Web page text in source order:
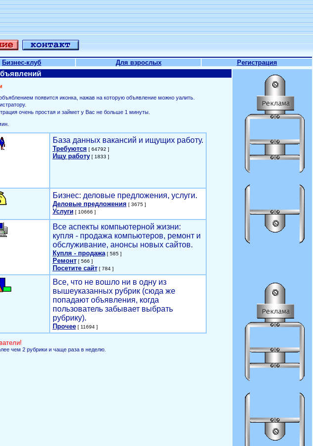
Бизнес-клуб Для взрослых Регистрация
появится иконка, нажав на которую объявление можно уалить.
очень простая и займет у Вас не больше 1 минуты.
База данных вакансий и ищущих работу.
Требуются [ 64792 ]
Ищу работу[ 1833 ]
Бизнес: деловые предложения, услуги.
Деловые предложения [ 3675 ]
Услуги[ 10666 ]
Все аспекты компьютерной жизни:
купля - продажа компьютеров, ремонт и
обслуживание, анонсы новых сайтов.
Купля - продажа[ 585 ]
Ремонт[ 566 ]
Посетите сайт[ 784 ]
Все, что не вошло ни в одну из
вышеуказанных рубрик (сюда же
попадают объявления, когда
пользователь забывает выбрать
рубрику).
Прочее[ 11694 ]
чем 2 рубрики и чаще раза в неделю.